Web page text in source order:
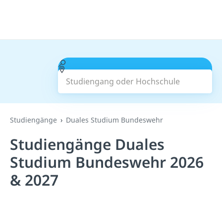
Studiengang oder Hochschule
Suchen
Studiengänge Duales Studium Bundeswehr
Studiengänge Duales
Studium Bundeswehr 2026
& 2027